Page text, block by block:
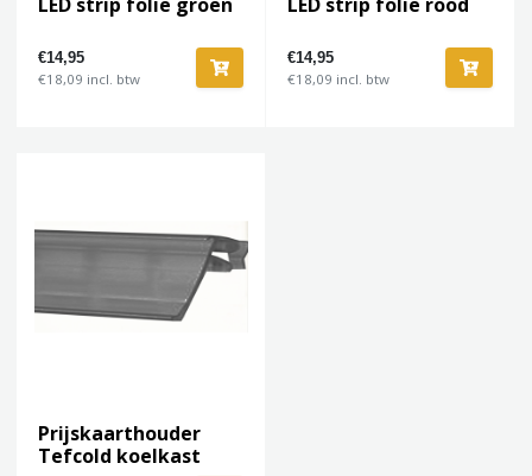
€14,95
€18,09 incl. btw
€14,95
€18,09 incl. btw
Prijskaarthouder
Tefcold koelkast